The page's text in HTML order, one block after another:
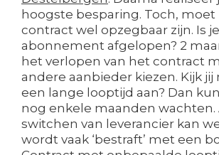
hoogste besparing. Toch,
contract wel opzegbaar zijn. Is
abonnement afgelopen? 2
het verlopen van het contract
andere aanbieder kiezen. Kijk jij
een lange looptijd aan? Dan
nog enkele maanden wachten.
switchen van leverancier kan
wordt vaak ‘bestraft’ met een